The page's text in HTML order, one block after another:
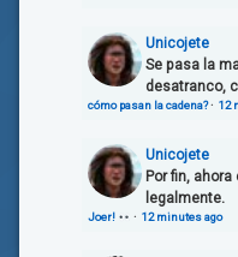
Unicojete
Se pasa la
desatranco,
cómo pasan la cadena?· 12
Unicojete
Por fin,
legalmente.
Joer! · 12 minutes ago